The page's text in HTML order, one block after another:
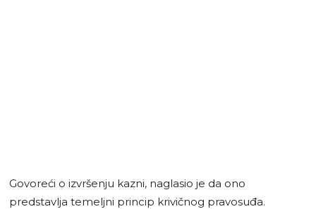
Govoreći o izvršenju kazni, naglasio je da ono
predstavlja temeljni princip krivičnog pravosuđa.